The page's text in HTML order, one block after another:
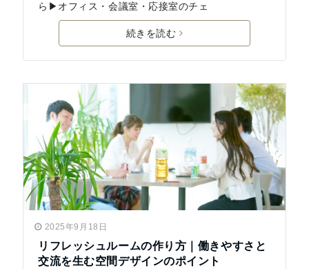
ら▶オフィス・会議室・応接室のチェ
続きを読む
2025年9月18日
リフレッシュルームの作り方｜働きやすさと
交流を生む空間デザインのポイント